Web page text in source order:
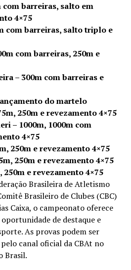
barreiras, salto em
4×75
com barreiras, salto triplo e
com barreiras, 250m e
– 300m com barreiras e
do martelo
250m e revezamento 4×75
– 1000m, 1000m com
4×75
250m e revezamento 4×75
250m e revezamento 4×75
250m e revezamento 4×75
Brasileira de Atletismo
Brasileiro de Clubes (CBC)
Caixa, o campeonato oferece
de destaque e
As provas podem ser
canal oficial da CBAt no
Brasil.